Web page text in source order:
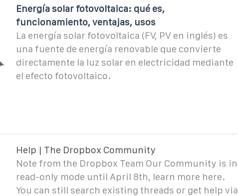
Energía solar fotovoltaica: qué es,
funcionamiento, ventajas, usos
La energía solar fotovoltaica (FV, PV en inglés) es
una fuente de energía renovable que convierte
directamente la luz solar en electricidad mediante
el efecto fotovoltaico.
Help | The Dropbox Community
Note from the Dropbox Team Our Community is in
read-only mode until April 8th, learn more here.
You can still search existing threads or get help via